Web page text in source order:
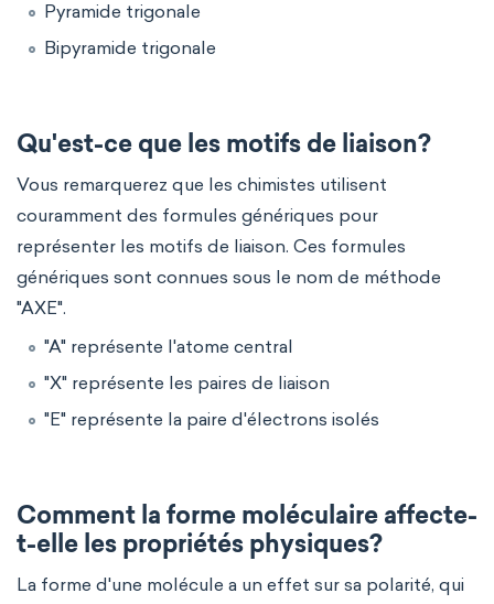
Pyramide trigonale
Bipyramide trigonale
Qu'est-ce que les motifs de liaison?
Vous remarquerez que les chimistes utilisent
couramment des formules génériques pour
représenter les motifs de liaison. Ces formules
génériques sont connues sous le nom de méthode
"AXE".
"A" représente l'atome central
"X" représente les paires de liaison
"E" représente la paire d'électrons isolés
Comment la forme moléculaire affecte-
t-elle les propriétés physiques?
La forme d'une molécule a un effet sur sa polarité, qui